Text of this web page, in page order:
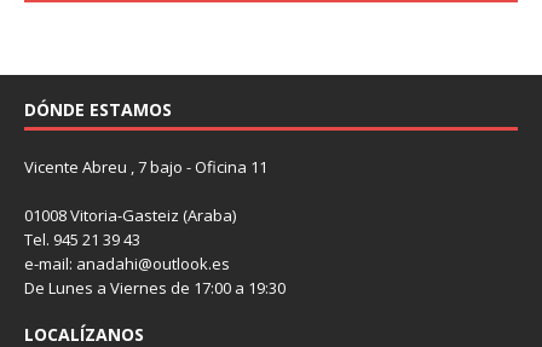
DÓNDE ESTAMOS
Vicente Abreu , 7 bajo - Oficina 11
01008 Vitoria-Gasteiz (Araba)
Tel. 945 21 39 43
e-mail: anadahi@outlook.es
De Lunes a Viernes de 17:00 a 19:30
LOCALÍZANOS